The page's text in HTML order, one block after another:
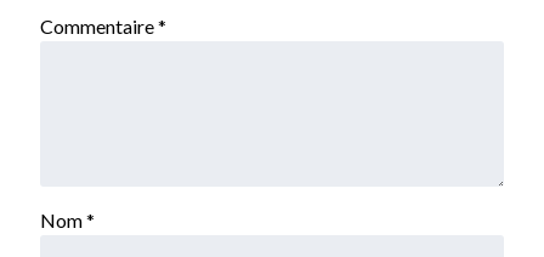
Commentaire*
Nom*